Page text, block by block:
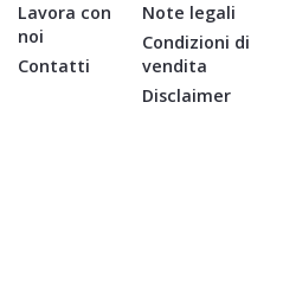
Lavora con
noi
Contatti
Note legali
Condizioni di
vendita
Disclaimer